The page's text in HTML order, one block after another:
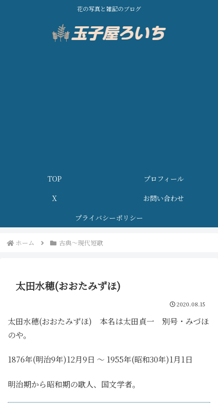
花の写真と雑記のブログ
TOP
プロフィール
X
お問い合わせ
プライバシーポリシー
ホーム 古典～現代短歌
太田水穂(おおたみずほ)
2020.08.15
太田水穂(おおたみずほ) 本名は太田貞一 別号・みづほ
のや。
1876年(明治9年)12月9日 ～ 1955年(昭和30年)1月1日
明治期から昭和期の歌人、国文学者。